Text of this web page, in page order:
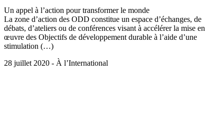
Un appel à l’action pour transformer le monde
La zone d’action des ODD constitue un espace d’échanges, de
débats, d’ateliers ou de conférences visant à accélérer la mise en
œuvre des Objectifs de développement durable à l’aide d’une
stimulation (…)
28 juillet 2020 - À l’International